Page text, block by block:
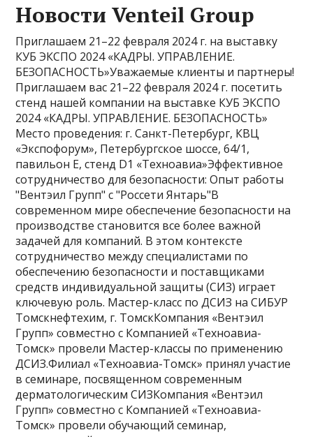
Новости Venteil Group
Приглашаем 21–22 февраля 2024 г. на выставку
КУБ ЭКСПО 2024 «КАДРЫ. УПРАВЛЕНИЕ.
БЕЗОПАСНОСТЬ»Уважаемые клиенты и партнеры!
Приглашаем вас 21–22 февраля 2024 г. посетить
стенд нашей компании на выставке КУБ ЭКСПО
2024 «КАДРЫ. УПРАВЛЕНИЕ. БЕЗОПАСНОСТЬ»
Место проведения: г. Санкт-Петербург, КВЦ
«Экспофорум», Петербургское шоссе, 64/1,
павильон Е, стенд D1 «Техноавиа»Эффективное
сотрудничество для безопасности: Опыт работы
"Вентэил Групп" с "Россети Янтарь"В
современном мире обеспечение безопасности на
производстве становится все более важной
задачей для компаний. В этом контексте
сотрудничество между специалистами по
обеспечению безопасности и поставщиками
средств индивидуальной защиты (СИЗ) играет
ключевую роль. Мастер-класс по ДСИЗ на СИБУР
Томскнефтехим, г. ТомскКомпания «Вентэил
Групп» совместно c Компанией «Техноавиа-
Томск» провели Мастер-классы по применению
ДСИЗ.Филиал «Техноавиа-Томск» принял участие
в семинаре, посвященном современным
дерматологическим СИЗКомпания «Вентэил
Групп» совместно c Компанией «Техноавиа-
Томск» провели обучающий семинар,